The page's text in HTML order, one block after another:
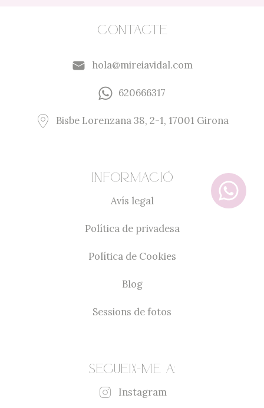
Contacte
hola@mireiavidal.com
620666317
Bisbe Lorenzana 38, 2-1, 17001 Girona
Informació
Avís legal
Política de privadesa
Política de Cookies
Blog
Sessions de fotos
Segueix-me a:
Instagram